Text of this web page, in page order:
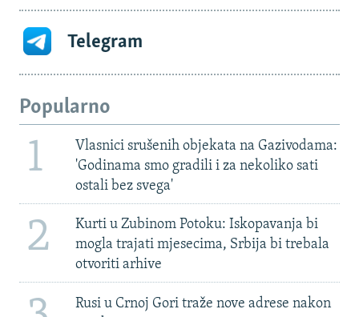
Telegram
Popularno
1
Vlasnici srušenih objekata na Gazivodama:
'Godinama smo gradili i za nekoliko sati
ostali bez svega'
2
Kurti u Zubinom Potoku: Iskopavanja bi
mogla trajati mjesecima, Srbija bi trebala
otvoriti arhive
Rusi u Crnoj Gori traže nove adrese nakon